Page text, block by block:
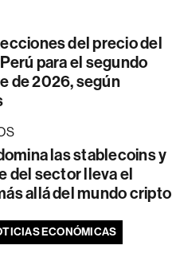
del precio del
para el segundo
de 2026, según
las stablecoins y
del sector lleva el
allá del mundo cripto
ECONÓMICAS